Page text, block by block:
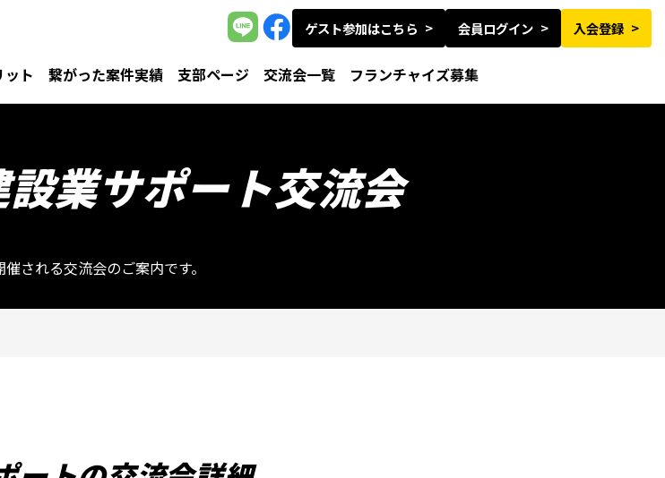
ト 繋がった案件実績 支部ページ 交流会一覧 フランチャイズ募集
ゲスト参加はこちら 会員ログイン 入会登録
業サポート交流会
される交流会のご案内です。